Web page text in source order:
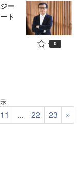
ー
ト
0
11 ... 22 23 »